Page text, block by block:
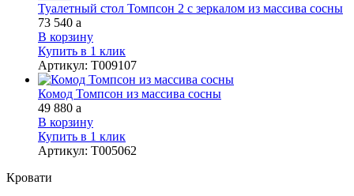
Туалетный стол Томпсон 2 с зеркалом из массива сосны
73 540 a
В корзину
Купить в 1 клик
Артикул: Т009107
Комод Томпсон из массива сосны
49 880 a
В корзину
Купить в 1 клик
Артикул: Т005062
Кровати